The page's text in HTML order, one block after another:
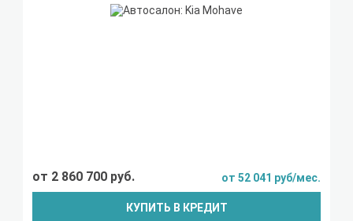
от 2 860 700 руб. от 52 041 руб/мес.
КУПИТЬ В КРЕДИТ